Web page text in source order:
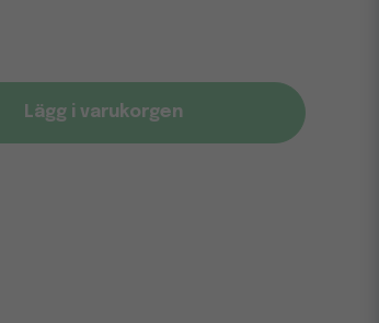
Lägg i varukorgen